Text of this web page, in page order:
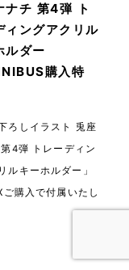
ナチ 第4弾 ト
ィングアクリル
ルダー
購入特
ろしイラスト 兎座
4弾 トレーディン
ルキーホルダー」
ご購入で付属いたし